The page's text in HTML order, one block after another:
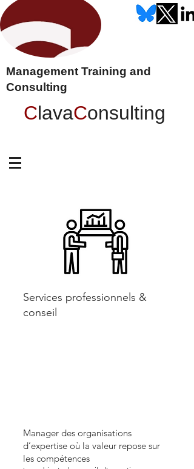
Management Training and
Consulting
ClavaConsulting
Services professionnels &
conseil
Manager des organisations
d’expertise où la valeur repose sur
les compétences